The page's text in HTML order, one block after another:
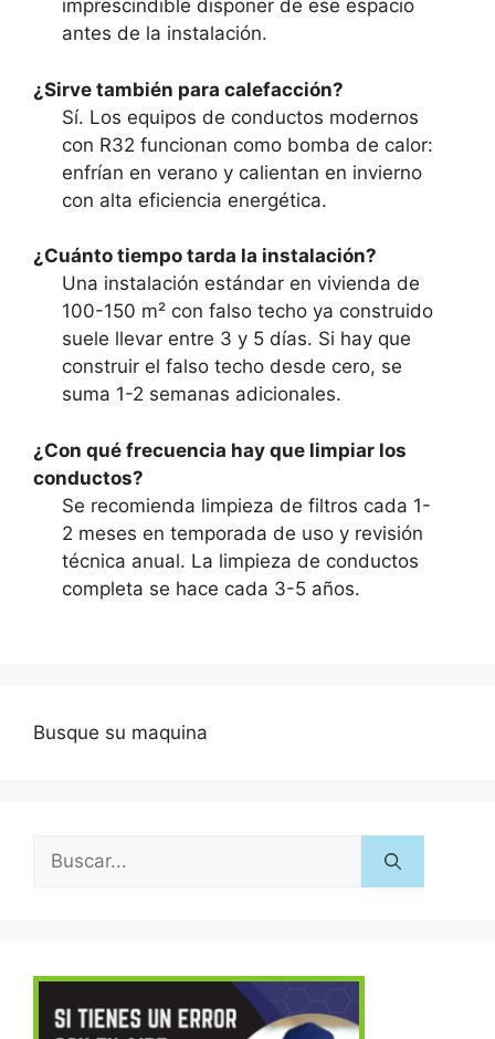
imprescindible disponer de ese espacio
antes de la instalación.
¿Sirve también para calefacción?
Sí. Los equipos de conductos modernos
con R32 funcionan como bomba de calor:
enfrían en verano y calientan en invierno
con alta eficiencia energética.
¿Cuánto tiempo tarda la instalación?
Una instalación estándar en vivienda de
100-150 m² con falso techo ya construido
suele llevar entre 3 y 5 días. Si hay que
construir el falso techo desde cero, se
suma 1-2 semanas adicionales.
¿Con qué frecuencia hay que limpiar los
conductos?
Se recomienda limpieza de filtros cada 1-
2 meses en temporada de uso y revisión
técnica anual. La limpieza de conductos
completa se hace cada 3-5 años.
Busque su maquina